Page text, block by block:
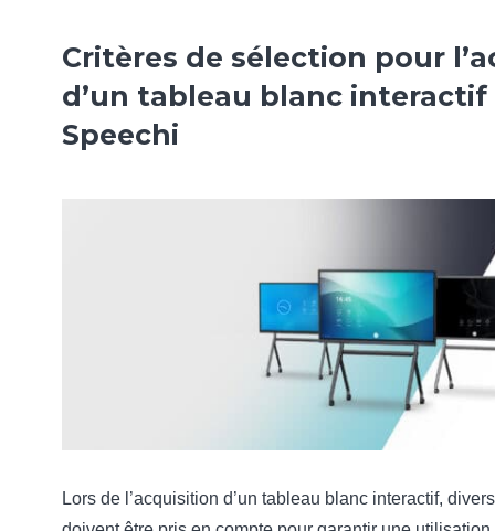
Critères de sélection pour
d’un tableau blanc interactif
Speechi
Lors de l’acquisition d’un tableau blanc interactif,